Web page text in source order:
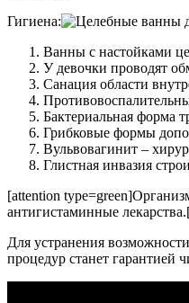
Гигиена:
Ванны с настойками
У девочки проводят
Санация области
Бактериальная форма
Грибковые формы
Вульвовагинит –
Глистная инвазия
[attention
антигистаминные
Для устранения
процедур станет гарантией